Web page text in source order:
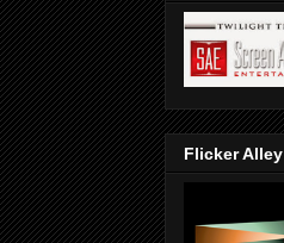
Flicker Alley